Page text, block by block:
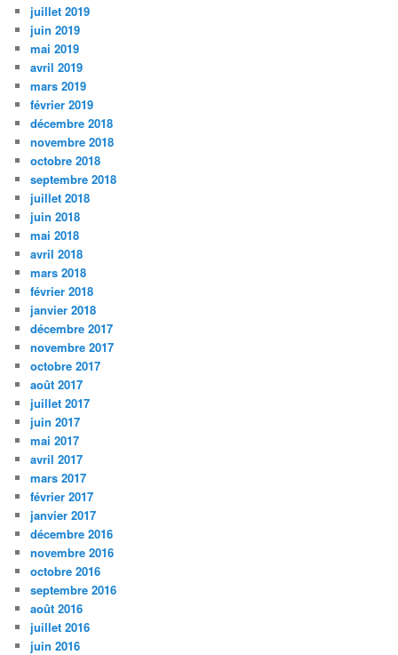
juillet 2019
juin 2019
mai 2019
avril 2019
mars 2019
février 2019
décembre 2018
novembre 2018
octobre 2018
septembre 2018
juillet 2018
juin 2018
mai 2018
avril 2018
mars 2018
février 2018
janvier 2018
décembre 2017
novembre 2017
octobre 2017
août 2017
juillet 2017
juin 2017
mai 2017
avril 2017
mars 2017
février 2017
janvier 2017
décembre 2016
novembre 2016
octobre 2016
septembre 2016
août 2016
juillet 2016
juin 2016